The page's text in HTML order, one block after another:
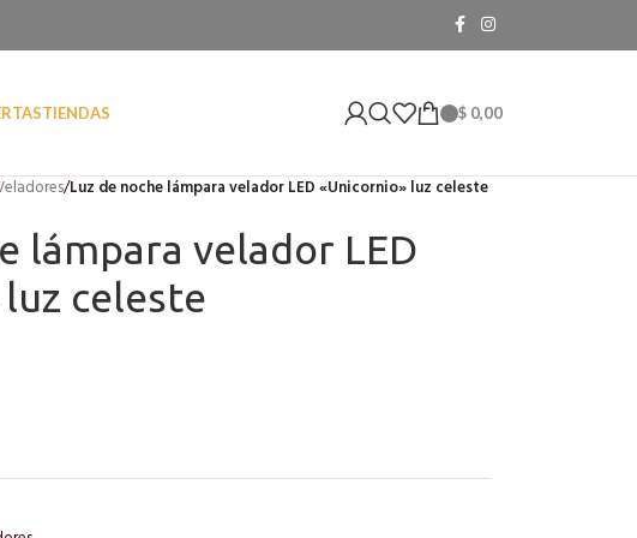
TIENDAS $ 0,00
/Luz de noche lámpara velador LED «Unicornio» luz celeste
lámpara velador LED
celeste